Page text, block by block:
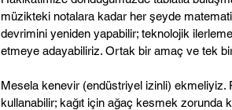
müzikteki notalara kadar her şeyde
devrimini yeniden yapabilir; teknolojik
etmeye adayabiliriz. Ortak bir amaç ve tek
Mesela kenevir (endüstriyel izinli) ekmeliyiz.
kullanabilir; kağıt için ağaç kesmek zorunda